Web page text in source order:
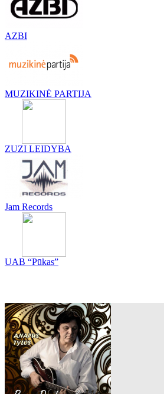
AZBI
MUZIKINĖ PARTIJA
ZUZI LEIDYBA
Jam Records
UAB “Pūkas”